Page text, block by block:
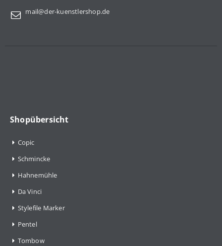
mail@der-kuenstlershop.de
Shopübersicht
Copic
Schmincke
Hahnemühle
Da Vinci
Stylefile Marker
Pentel
Tombow